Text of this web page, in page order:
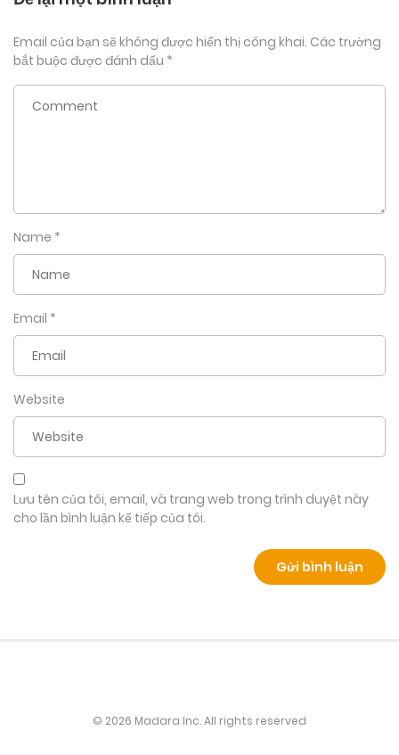
Email của bạn sẽ không được hiển thị công khai. Các trường
bắt buộc được đánh dấu *
Name *
Email *
Website
Lưu tên của tôi, email, và trang web trong trình duyệt này
cho lần bình luận kế tiếp của tôi.
© 2026 Madara Inc. All rights reserved